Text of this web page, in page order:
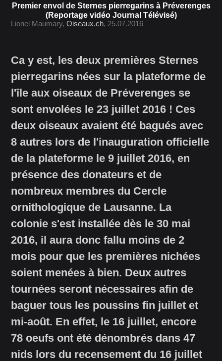
Premier envol de Sternes pierregarins à Préverenges
(Reportage vidéo Journal Télévisé)
Lionel Maumary,Oiseaux.ch, 25.07.2016
Ca y est, les deux premières Sternes
pierregarins nées sur la plateforme de
l'île aux oiseaux de Préverenges se
sont envolées le 23 juillet 2016 ! Ces
deux oiseaux avaient été bagués avec
8 autres lors de l'inauguration officielle
de la plateforme le 9 juillet 2016, en
présence des donateurs et de
nombreux membres du Cercle
ornithologique de Lausanne. La
colonie s'est installée dès le 30 mai
2016, il aura donc fallu moins de 2
mois pour que les premières nichées
soient menées à bien. Deux autres
tournées seront nécessaires afin de
baguer tous les poussins fin juillet et
mi-août. En effet, le 16 juillet, encore
78 oeufs ont été dénombrés dans 47
nids lors du recensement du 16 juillet